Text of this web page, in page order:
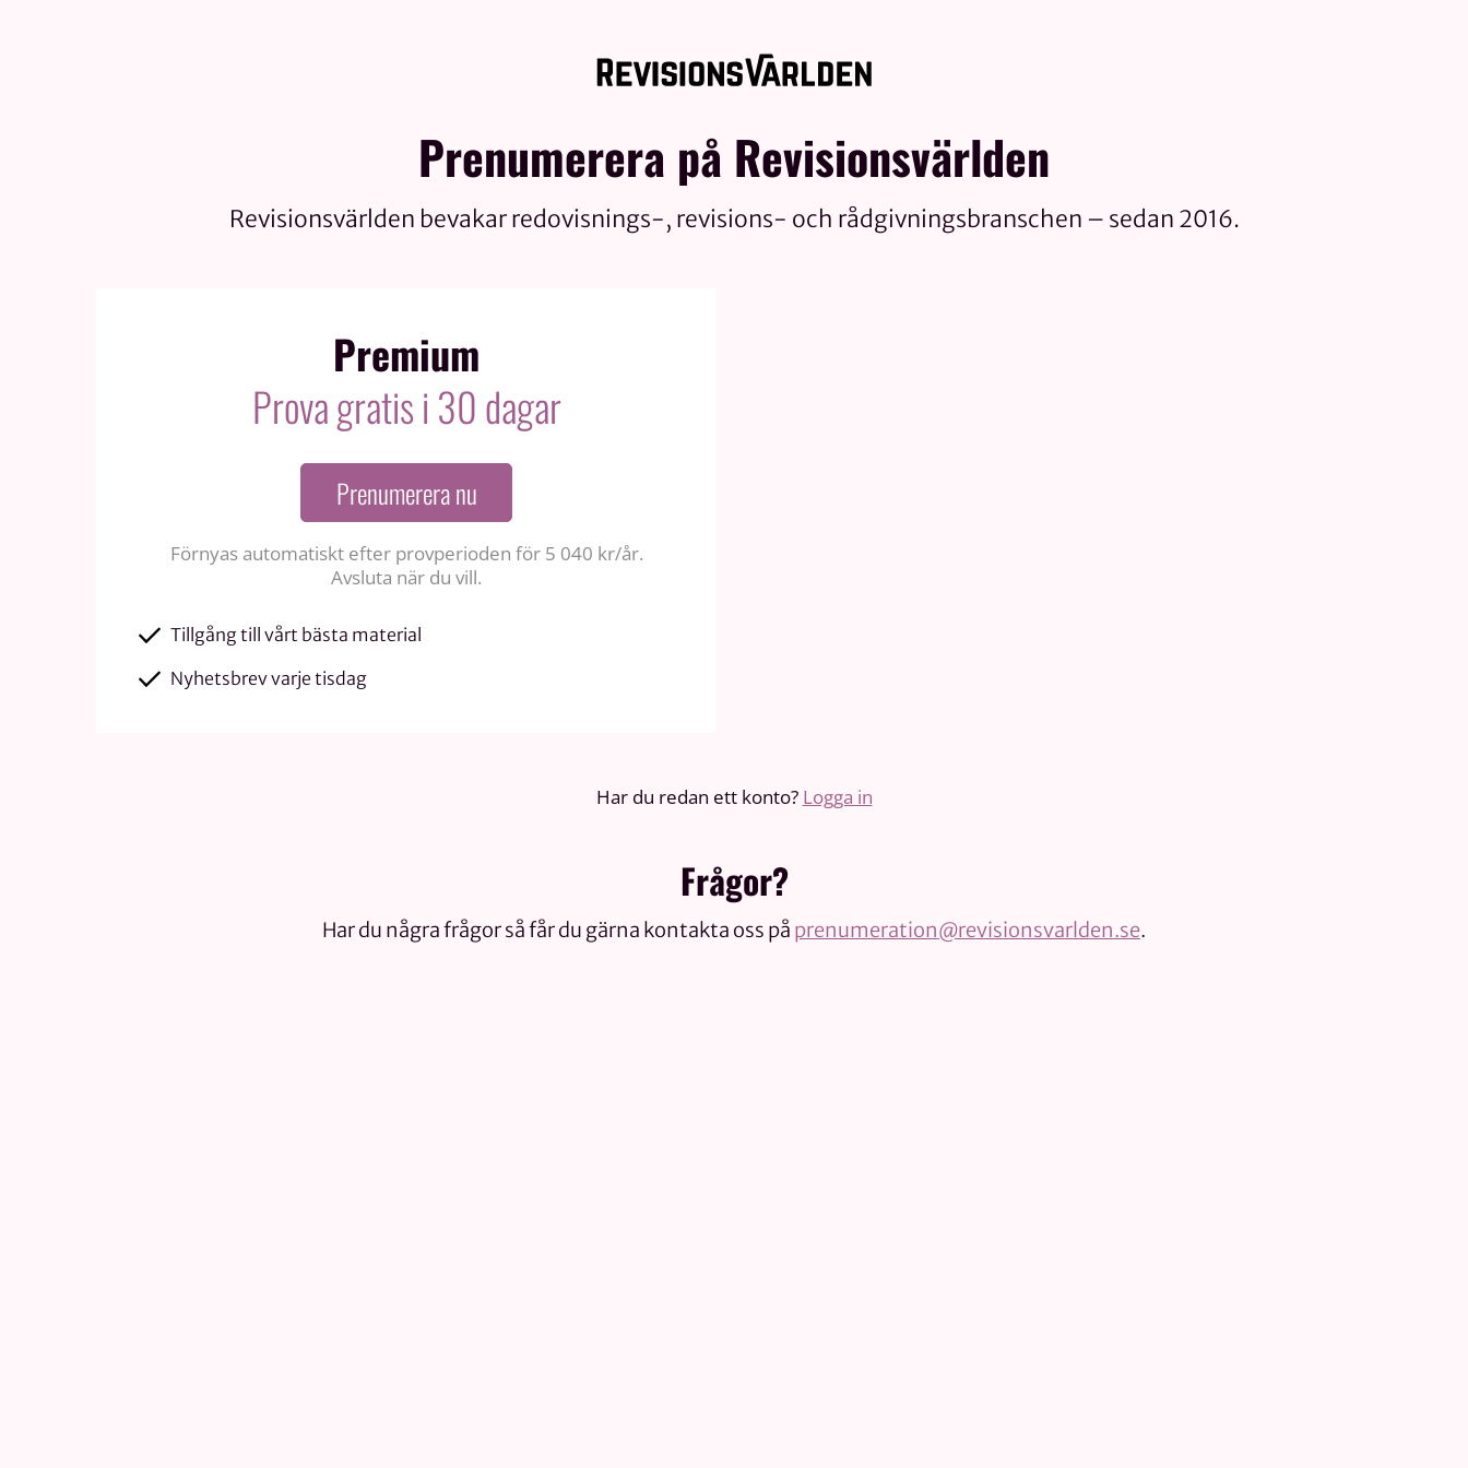
Prenumerera på Revisionsvärlden
Revisionsvärlden bevakar redovisnings-, revisions- och rådgivningsbranschen – sedan 2016.
Premium
Prova gratis i 30 dagar
Prenumerera nu
Förnyas automatiskt efter provperioden för 5 040 kr/år.
Avsluta när du vill.
Tillgång till vårt bästa material
Nyhetsbrev varje tisdag
Har du redan ett konto? Logga in
Frågor?
Har du några frågor så får du gärna kontakta oss på prenumeration@revisionsvarlden.se.